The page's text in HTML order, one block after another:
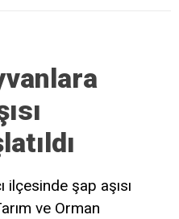
şap aşısı
ve Orman